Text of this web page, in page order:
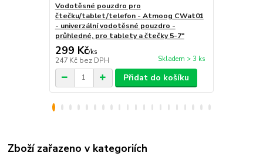
Vodotěsné pouzdro pro
čtečku/tablet/telefon - Atmoog CWat01
- univerzální vodotěsné pouzdro -
průhledné, pro tablety a čtečky 5-7"
299 Kč/ks
247 Kč bez DPH Skladem > 3 ks
Přidat do košíku
Zboží zařazeno v kategoriích